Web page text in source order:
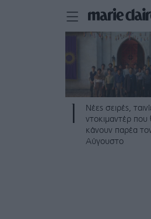
Νέες σειρές,
ντοκιμαντέρ που
κάνουν παρέα
Αύγουστο